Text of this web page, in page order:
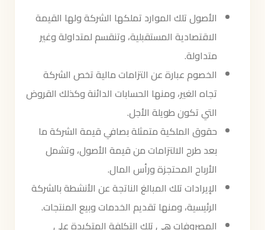
الأصول تلك الموارد تملكها الشركة ولها القيمة
الاقتصادية المستقبلية، وتنقسم لمتداولة وغير
متداولة.
الخصوم عبارة عن التزامات مالية تخص الشركة
تجاه الغير، ومنها الحسابات الدائنة وكذلك القروض
التي تكون طويلة الأجل.
حقوق الملكية متمثلة بصافي قيمة الشركة ما
بعد طرح الالتزامات من قيمة الأصول، وتشمل
الأرباح المحتجزة ورأس المال.
الإيرادات تلك المبالغ الناتجة عن الأنشطة بالشركة
الرئيسية، ومنها تقديم الخدمات وبيع المنتجات.
المصروفات هي تلك التكلفة المتكبدة على